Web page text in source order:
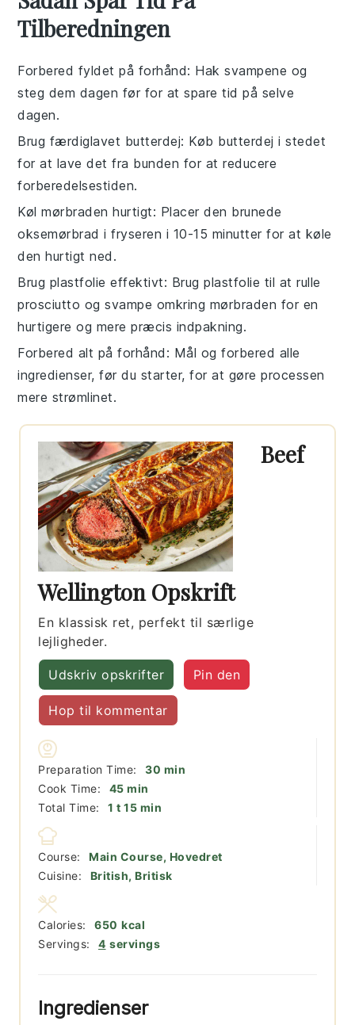
Tilberedningen
Forbered fyldet på forhånd: Haksvampene og
steg dem dagen før for at spare tid på selve
dagen.
Brug færdiglavet butterdej: Køb butterdej i stedet
for at lave det fra bunden for at reducere
forberedelsestiden.
Køl mørbraden hurtigt: Placer den brunede
oksemørbrad i fryseren i 10-15 minutter for at køle
den hurtigt ned.
Brug plastfolie effektivt: Brug plastfolie til at rulle
prosciutto ogsvampe omkring mørbraden for en
hurtigere og mere præcis indpakning.
Forbered alt på forhånd : Mål og forbered alle
ingredienser, før du starter, for at gøre processen
mere strømlinet.
Beef
Wellington Opskrift
En klassisk ret, perfekt til særlige
lejligheder.
Udskriv opskrifter Pin den
Hop til kommentar
Preparation Time: 30 minutter
min
Cook Time:
45minutter
min
Total Time:
1 time
t 15minutter
min
Course:
Main Course, Hovedret
Cuisine:
British, Britisk
Servings: 4 servings
Calories: 650 kcal
Ingredienser